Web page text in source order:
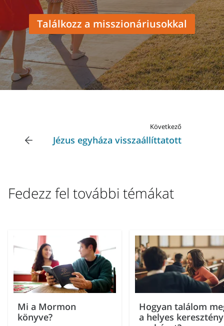
Találkozz a misszionáriusokkal
Következő
Jézus egyháza visszaállíttatott
Fedezz fel további témákat
Mi a Mormon
könyve?
Hogyan találom
a helyes keresztény